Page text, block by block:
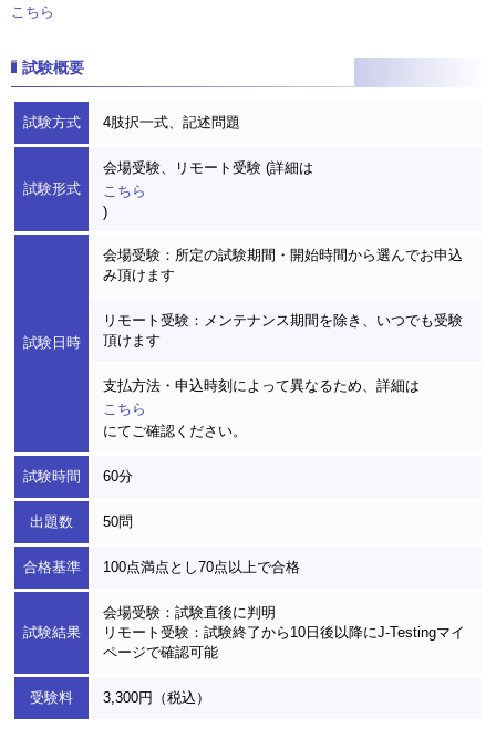
こちら
試験概要
試験方式 4肢択一式、記述問題
試験形式
会場受験、リモート受験 (詳細は
こちら
)
試験日時
会場受験：所定の試験期間・開始時間から選んでお申込
み頂けます
リモート受験：メンテナンス期間を除き、いつでも受験
頂けます
支払方法・申込時刻によって異なるため、詳細は
こちら
にてご確認ください。
試験時間 60分
出題数 50問
合格基準 100点満点とし70点以上で合格
試験結果
会場受験：試験直後に判明
リモート受験：試験終了から10日後以降にJ-Testingマイ
ページで確認可能
受験料 3,300円（税込）